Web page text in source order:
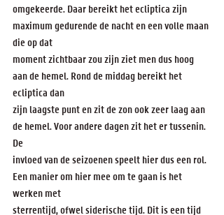
omgekeerde. Daar bereikt het ecliptica zijn
maximum gedurende de nacht en een volle maan
die op dat
moment zichtbaar zou zijn ziet men dus hoog
aan de hemel. Rond de middag bereikt het
ecliptica dan
zijn laagste punt en zit de zon ook zeer laag aan
de hemel. Voor andere dagen zit het er tussenin.
De
invloed van de seizoenen speelt hier dus een rol.
Een manier om hier mee om te gaan is het
werken met
sterrentijd, ofwel siderische tijd. Dit is een tijd